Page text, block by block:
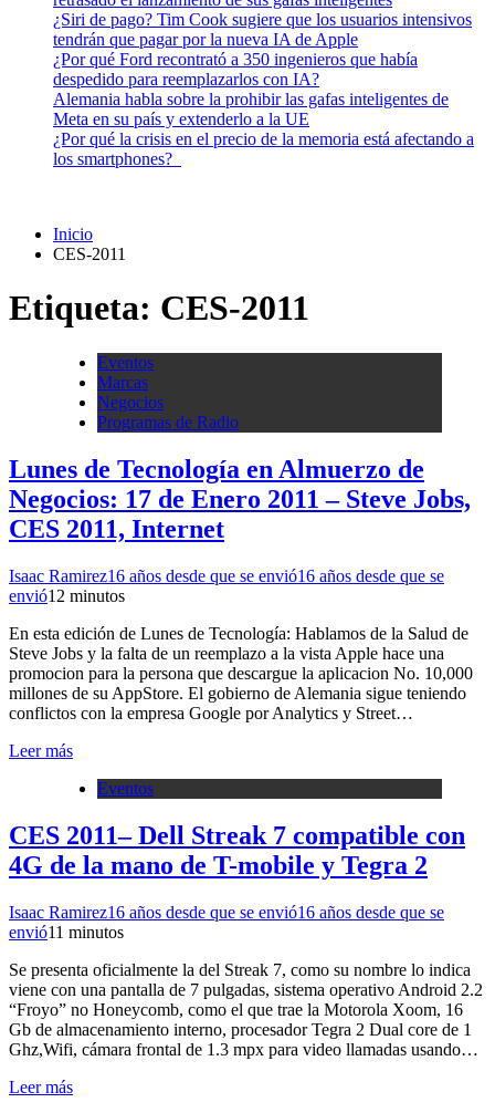
¿Siri de pago? Tim Cook sugiere que los usuarios intensivos
tendrán que pagar por la nueva IA de Apple
¿Por qué Ford recontrató a 350 ingenieros que había
despedido para reemplazarlos con IA?
Alemania habla sobre la prohibir las gafas inteligentes de
Meta en su país y extenderlo a la UE
¿Por qué la crisis en el precio de la memoria está afectando a
los smartphones?
Inicio
CES-2011
Etiqueta: CES-2011
Eventos
Marcas
Negocios
Programas de Radio
Lunes de Tecnología en Almuerzo de
Negocios: 17 de Enero 2011 – Steve Jobs,
CES 2011, Internet
Isaac Ramirez16 años desde que se envió16 años desde que se
envió1 2 minutos
En esta edición de Lunes de Tecnología: Hablamos de la Salud de
Steve Jobs y la falta de un reemplazo a la vista Apple hace una
promocion para la persona que descargue la aplicacion No. 10,000
millones de su AppStore. El gobierno de Alemania sigue teniendo
conflictos con la empresa Google por Analytics y Street…
Leer más
Eventos
CES 2011– Dell Streak 7 compatible con
4G de la mano de T-mobile y Tegra 2
Isaac Ramirez16 años desde que se envió16 años desde que se
envió11 minutos
Se presenta oficialmente la del Streak 7, como su nombre lo indica
viene con una pantalla de 7 pulgadas, sistema operativo Android 2.2
“Froyo” no Honeycomb, como el que trae la Motorola Xoom, 16
Gb de almacenamiento interno, procesador Tegra 2 Dual core de 1
Ghz,Wifi, cámara frontal de 1.3 mpx para video llamadas usando…
Leer más